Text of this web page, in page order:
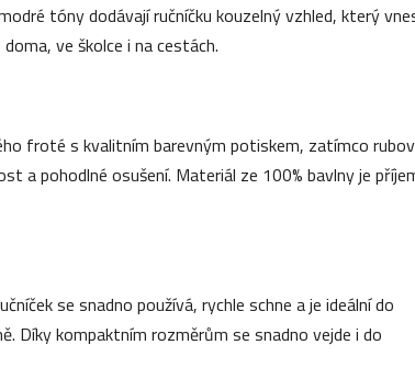
tóny dodávají ručníčku kouzelný vzhled, který
ve školce i na cestách.
froté s kvalitním barevným potiskem, zatímco
a pohodlné osušení. Materiál ze 100% bavlny je
se snadno používá, rychle schne a je ideální do
Díky kompaktním rozměrům se snadno vejde i do